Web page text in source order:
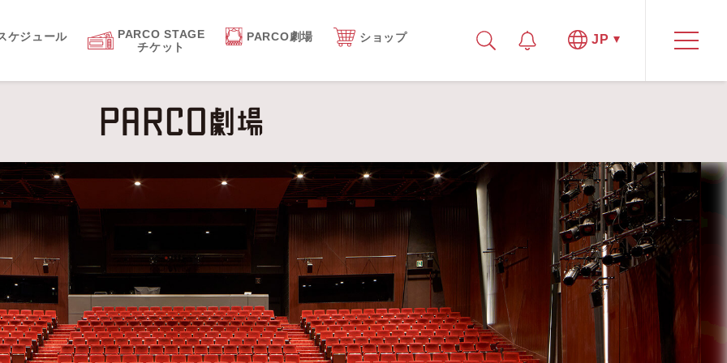
ケジュール
PARCO STAGE
チケット
PARCO劇場 ショップ JP